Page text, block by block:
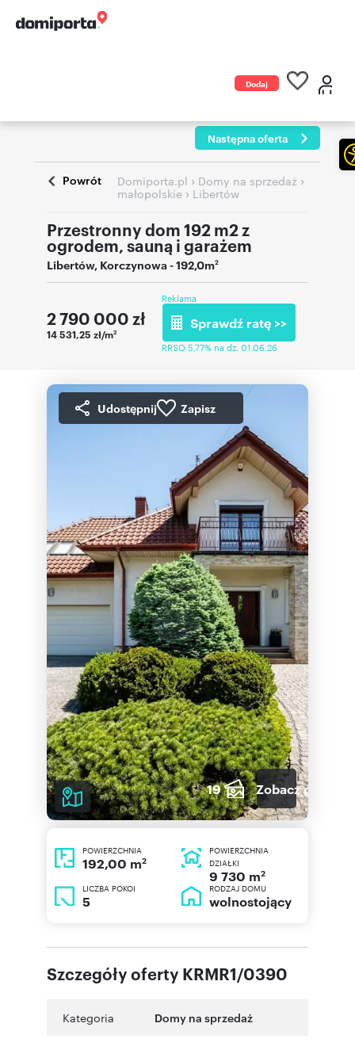
Dodaj
Następna oferta
Powrót Domiporta.pl › Domy na sprzedaż ›
małopolskie › Libertów
Przestronny dom 192 m2 z
ogrodem, sauną i garażem
Libertów, Korczynowa- 192,0m2
2 790 000 zł
14 531,25 zł/m2
Reklama
Sprawdź ratę >>
RRSO 5,77% na dz. 01.06.26
Udostępnij Zapisz
19 Zobacz galerię
POWIERZCHNIA
192,00 m2
POWIERZCHNIA
DZIAŁKI
9 730 m2
LICZBA POKOI
5
RODZAJ DOMU
wolnostojący
Szczegóły oferty KRMR1/0390
Kategoria Domy na sprzedaż